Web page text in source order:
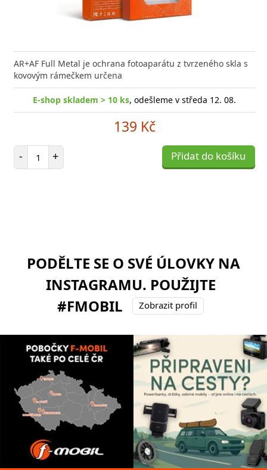
AR+AF Full Metal je ochrana fotoaparátu z tvrzeného skla s
kovovým rámečkem určena
E-shop skladem > 10 ks, odešleme v středa 12. 08.
139 Kč
- Počet položek
+ Přidat do košíku
PODĚLTE SE O SVÉ ÚLOVKY NA
INSTAGRAMU. POUŽIJTE
#FMOBIL
Zobrazit profil